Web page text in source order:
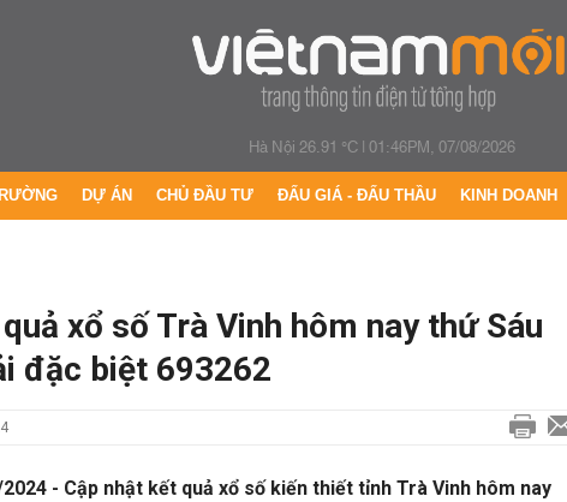
Hà Nội 26.91 °C|01:46PM, 07/08/2026
DỰ ÁN CHỦ ĐẦU TƯ ĐẤU GIÁ - ĐẤU THẦU KINH DOANH
xổ số Trà Vinh hôm nay thứ Sáu
đặc biệt 693262
2024 - Cập nhật kết quả xổ số kiến thiết tỉnh Trà Vinh hôm nay